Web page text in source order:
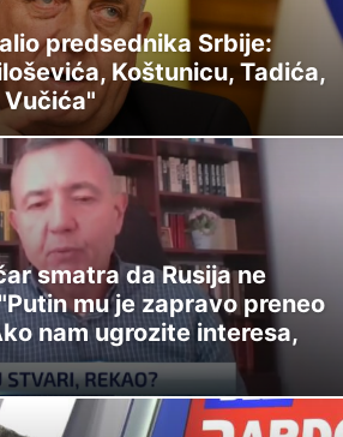
predsednika Srbije:
Koštunicu, Tadića,
Vučića"
smatra da Rusija ne
mu je zapravo preneo
nam ugrozite interesa,